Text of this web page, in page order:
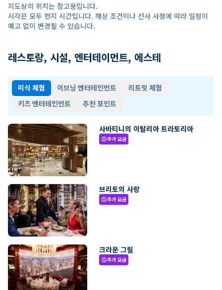
지도상의 위치는 참고용입니다.
시각은 모두 현지 시간입니다. 해상 조건이나 선사 사정에 따라 일정이
예고 없이 변경될 수 있습니다.
레스토랑, 시설, 엔터테이먼트, 에스테
미식 체험 이브닝 엔터테인먼트
리트릿 체험
키즈 엔터테인먼트
추천 포인트
사바티니의 이탈리아 트라토리아
paid추가 요금
브리토의 사랑
paid추가 요금
크라운 그릴
paid추가 요금